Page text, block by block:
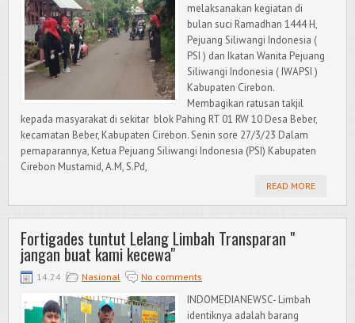
melaksanakan kegiatan di
bulan suci Ramadhan 1444 H,
Pejuang Siliwangi Indonesia (
PSI ) dan Ikatan Wanita Pejuang
Siliwangi Indonesia ( IWAPSI )
Kabupaten Cirebon.
Membagikan ratusan takjil
kepada masyarakat di sekitar blok Pahing RT 01 RW 10 Desa Beber,
kecamatan Beber, Kabupaten Cirebon. Senin sore 27/3/23 Dalam
pemaparannya, Ketua Pejuang Siliwangi Indonesia (PSI) Kabupaten
Cirebon Mustamid, A.M, S.Pd,
READ MORE
Fortigades tuntut Lelang Limbah Transparan "
jangan buat kami kecewa"
14.24 Nasional No comments
INDOMEDIANEWSC- Limbah
identiknya adalah barang